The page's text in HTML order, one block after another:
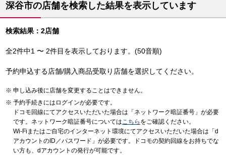
深谷市の店舗を検索した結果を表示しています
検索結果：2店舗
全2件中1 〜 2件目を表示しております。(50音順)
予約申込する店舗/購入商品受取り店舗を選択してください。
申し込み後に店舗を変更することはできません。
予約手続きにはログインが必要です。
ドコモ回線にてアクセスいただいた場合は「ネットワーク暗証番号」が必要
です。ネットワーク暗証番号についてはこちら をご確認ください。
Wi-Fiまたはご自宅のインターネット環境にてアクセスいただいた場合は「d
アカウントのID／パスワード」が必要です。ドコモの契約回線をお持ちでな
い方も、dアカウントの発行が可能です。